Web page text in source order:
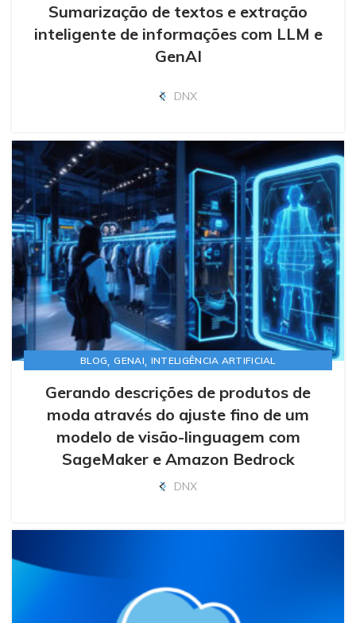
Sumarização de textos e extração
inteligente de informações com LLM e
GenAI
DNX
BLOG,GENAI, INTELIGÊNCIA ARTIFICIAL
Gerando descrições de produtos de
moda através do ajuste fino de um
modelo de visão-linguagem com
SageMaker e Amazon Bedrock
DNX